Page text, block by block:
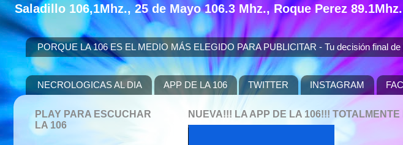
Saladillo 106,1Mhz., 25 de Mayo 106.3 Mhz., Roque Perez
PORQUE LA 106 ES EL MEDIO MÁS ELEGIDO PARA PUBLICITAR - Tu decisión final
NECROLOGICAS AL DIA APP DE LA 106 TWITTER INSTAGRAM
NUEVA!!! LA APP DE LA 106!!!
PLAY PARA ESCUCHAR
LA 106